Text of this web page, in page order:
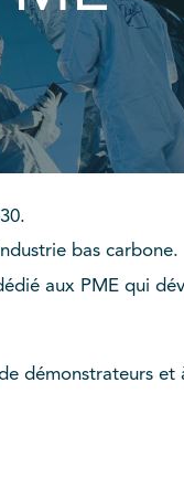
bas carbone.
aux PME qui
démonstrateurs et